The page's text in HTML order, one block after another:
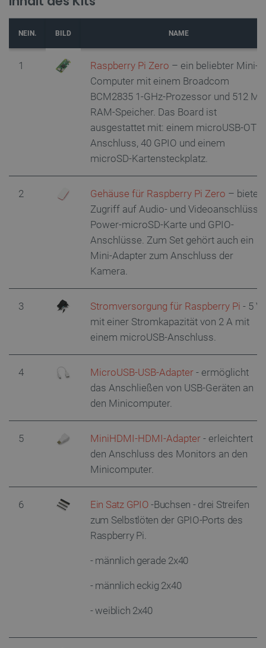
NEIN. BILD NAME
1 Raspberry Pi Zero – ein beliebter Mini-
Computer mit einem Broadcom
BCM2835 1-GHz-Prozessor und 512 MB
RAM-Speicher. Das Board ist
ausgestattet mit: einem microUSB-OTG-
Anschluss, 40 GPIO und einem
microSD-Kartensteckplatz.
2 Gehäuse für Raspberry Pi Zero – bietet
Zugriff auf Audio- und Videoanschlüsse,
Power-microSD-Karte und GPIO-
Anschlüsse. Zum Set gehört auch ein
Mini-Adapter zum Anschluss der
Kamera.
3 Stromversorgung für Raspberry Pi - 5 V
mit einer Stromkapazität von 2 A mit
einem microUSB-Anschluss.
4 MicroUSB-USB-Adapter - ermöglicht
das Anschließen von USB-Geräten an
den Minicomputer.
5 MiniHDMI-HDMI-Adapter - erleichtert
den Anschluss des Monitors an den
Minicomputer.
6 Ein Satz GPIO -Buchsen - drei Streifen
zum Selbstlöten der GPIO-Ports des
Raspberry Pi.
- männlich gerade 2x40
- männlich eckig 2x40
- weiblich 2x40